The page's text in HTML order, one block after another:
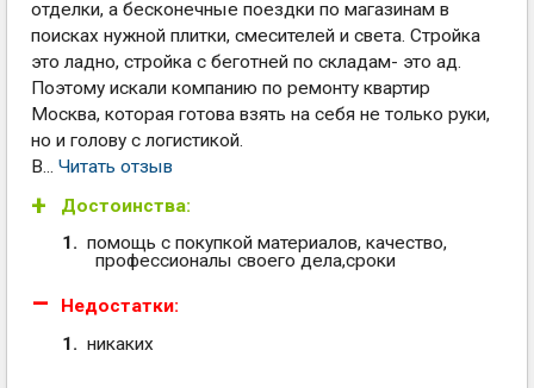
отделки, а бесконечные поездки по магазинам в
поисках нужной плитки, смесителей и света. Стройка
это ладно, стройка с беготней по складам- это ад.
Поэтому искали компанию по ремонту квартир
Москва, которая готова взять на себя не только руки,
но и голову с логистикой.
В... Читать отзыв
Достоинства:
помощь с покупкой материалов, качество,
профессионалы своего дела,сроки
Недостатки:
никаких